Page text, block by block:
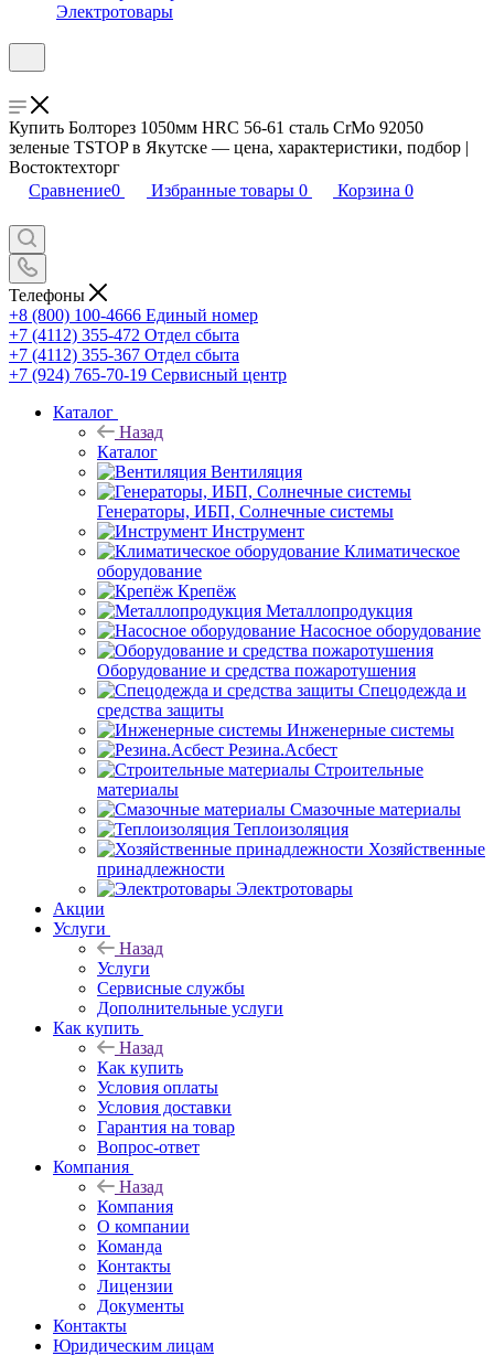
Электротовары
Купить Болторез 1050мм HRC 56-61 сталь CrMo 92050
зеленые TSTOP в Якутске — цена, характеристики, подбор |
Востоктехторг
Сравнение0 Избранные товары 0 Корзина 0
Телефоны
+8 (800) 100-4666 Единый номер
+7 (4112) 355-472 Отдел сбыта
+7 (4112) 355-367 Отдел сбыта
+7 (924) 765-70-19 Сервисный центр
Каталог
Назад
Каталог
Вентиляция
Генераторы, ИБП, Солнечные системы
Инструмент
Климатическое
оборудование
Крепёж
Металлопродукция
Насосное оборудование
Оборудование и средства пожаротушения
Спецодежда и
средства защиты
Инженерные системы
Резина.Асбест
Строительные
материалы
Смазочные материалы
Теплоизоляция
Хозяйственные
принадлежности
Электротовары
Акции
Услуги
Назад
Услуги
Сервисные службы
Дополнительные услуги
Как купить
Назад
Как купить
Условия оплаты
Условия доставки
Гарантия на товар
Вопрос-ответ
Компания
Назад
Компания
О компании
Команда
Контакты
Лицензии
Документы
Контакты
Юридическим лицам